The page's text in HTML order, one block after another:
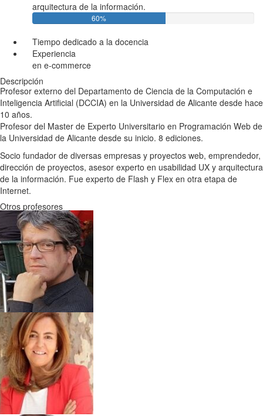
arquitectura de la información.
60%
Tiempo dedicado a la docencia
Experiencia
en e-commerce
Descripción
Profesor externo del Departamento de Ciencia de la Computación e
Inteligencia Artificial (DCCIA) en la Universidad de Alicante desde hace
10 años.
Profesor del Master de Experto Universitario en Programación Web de
la Universidad de Alicante desde su inicio. 8 ediciones.
Socio fundador de diversas empresas y proyectos web, emprendedor,
dirección de proyectos, asesor experto en usabilidad UX y arquitectura
de la información. Fue experto de Flash y Flex en otra etapa de
Internet.
Otros profesores